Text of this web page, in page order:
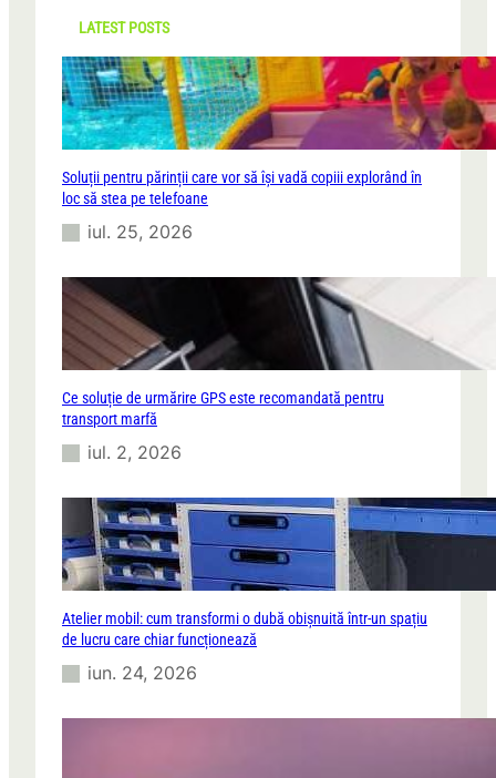
LATEST POSTS
Soluții pentru părinții care vor să își vadă copiii explorând în
loc să stea pe telefoane
iul. 25, 2026
Ce soluție de urmărire GPS este recomandată pentru
transport marfă
iul. 2, 2026
Atelier mobil: cum transformi o dubă obișnuită într-un spațiu
de lucru care chiar funcționează
iun. 24, 2026